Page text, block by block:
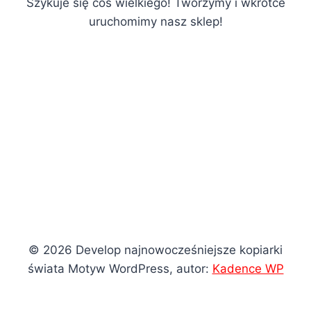
uruchomimy nasz sklep!
© 2026 Develop najnowocześniejsze kopiarki
świata Motyw WordPress, autor: Kadence WP